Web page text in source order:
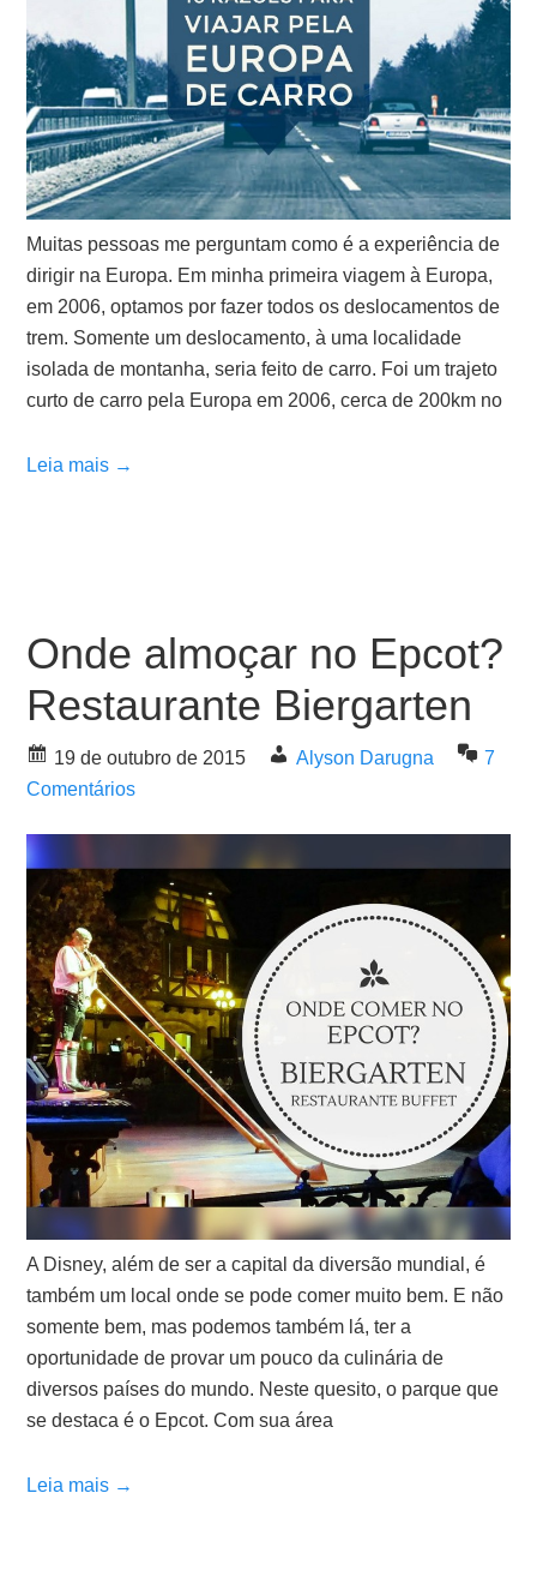
Muitas pessoas me perguntam como é a experiência de
dirigir na Europa. Em minha primeira viagem à Europa,
em 2006, optamos por fazer todos os deslocamentos de
trem. Somente um deslocamento, à uma localidade
isolada de montanha, seria feito de carro. Foi um trajeto
curto de carro pela Europa em 2006, cerca de 200km no
Leia mais →
Onde almoçar no Epcot?
Restaurante Biergarten
19 de outubro de 2015 Alyson Darugna
7
Comentários
A Disney, além de ser a capital da diversão mundial, é
também um local onde se pode comer muito bem. E não
somente bem, mas podemos também lá, ter a
oportunidade de provar um pouco da culinária de
diversos países do mundo. Neste quesito, o parque que
se destaca é o Epcot. Com sua área
Leia mais →